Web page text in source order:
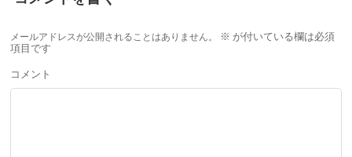
メールアドレスが公開されることはありません。 ※ が付いている欄は必須
項目です
コメント